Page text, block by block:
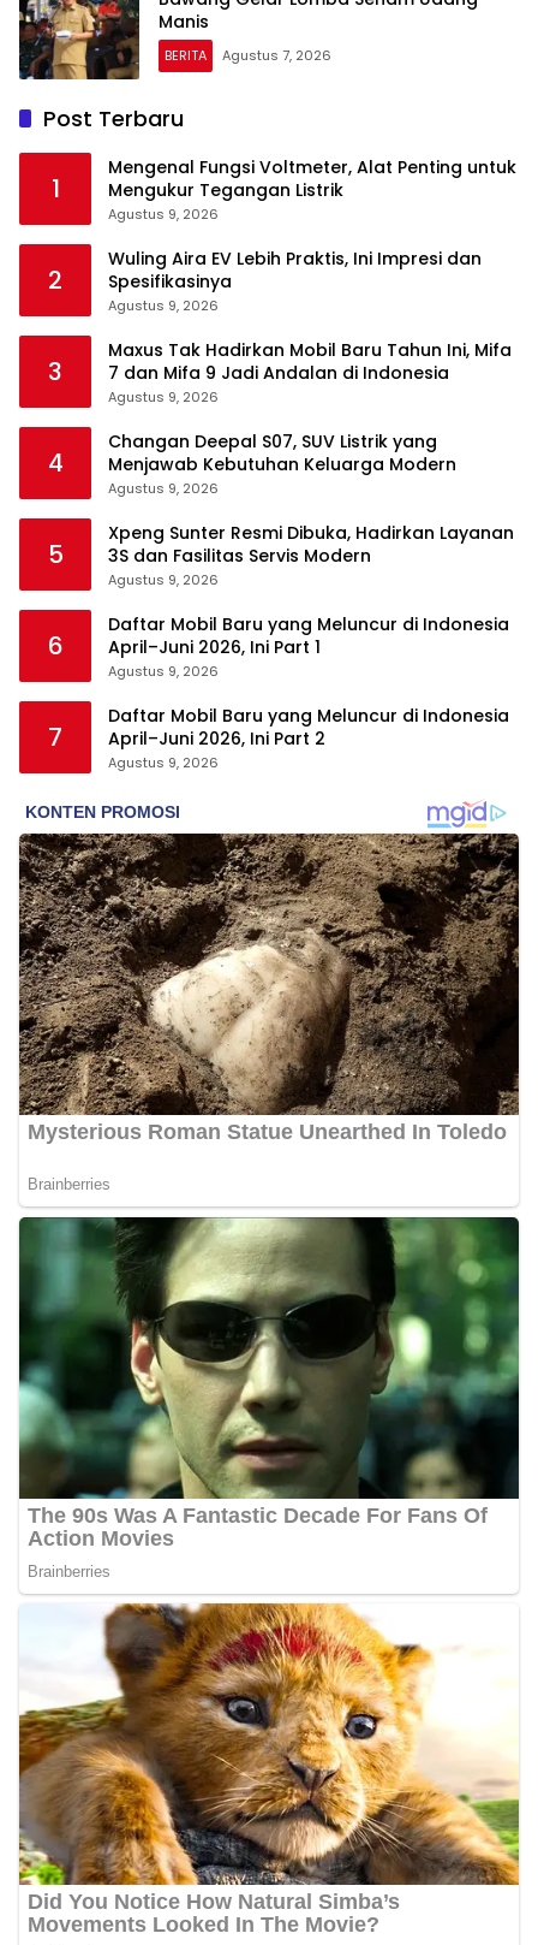
Manis
BERITA Agustus 7, 2026
Post Terbaru
1
Mengenal Fungsi Voltmeter, Alat Penting untuk
Mengukur Tegangan Listrik
Agustus 9, 2026
2
Wuling Aira EV Lebih Praktis, Ini Impresi dan
Spesifikasinya
Agustus 9, 2026
3
Maxus Tak Hadirkan Mobil Baru Tahun Ini, Mifa
7 dan Mifa 9 Jadi Andalan di Indonesia
Agustus 9, 2026
4
Changan Deepal S07, SUV Listrik yang
Menjawab Kebutuhan Keluarga Modern
Agustus 9, 2026
5
Xpeng Sunter Resmi Dibuka, Hadirkan Layanan
3S dan Fasilitas Servis Modern
Agustus 9, 2026
6
Daftar Mobil Baru yang Meluncur di Indonesia
April–Juni 2026, Ini Part 1
Agustus 9, 2026
7
Daftar Mobil Baru yang Meluncur di Indonesia
April–Juni 2026, Ini Part 2
Agustus 9, 2026